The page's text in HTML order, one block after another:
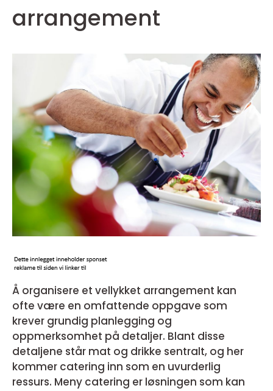
arrangement
Å organisere et vellykket arrangement kan
ofte være en omfattende oppgave som
krever grundig planlegging og
oppmerksomhet på detaljer. Blant disse
detaljene står mat og drikke sentralt, og her
kommer catering inn som en uvurderlig
ressurs. Meny catering er løsningen som kan